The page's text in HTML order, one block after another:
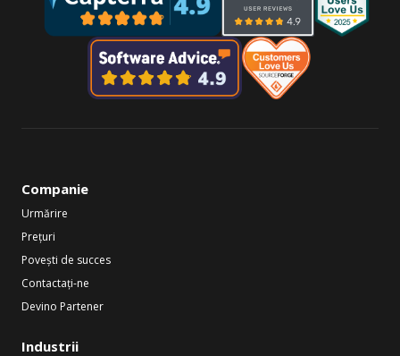
Companie
Urmărire
Prețuri
Povești de succes
Contactați-ne
Devino Partener
Industrii